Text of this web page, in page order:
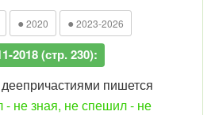
● 2020 ● 2023-2026
2018 (стр. 230):
пишется
- не зная, не спешил - не